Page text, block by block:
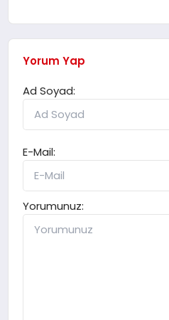
Yorum Yap
Ad Soyad:
E-Mail:
Yorumunuz: